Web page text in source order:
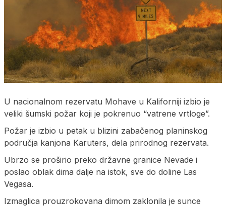
U nacionalnom rezervatu Mohave u Kaliforniji izbio je
veliki šumski požar koji je pokrenuo “vatrene vrtloge”.
Požar je izbio u petak u blizini zabačenog planinskog
područja kanjona Karuters, dela prirodnog rezervata.
Ubrzo se proširio preko državne granice Nevade i
poslao oblak dima dalje na istok, sve do doline Las
Vegasa.
Izmaglica prouzrokovana dimom zaklonila je sunce